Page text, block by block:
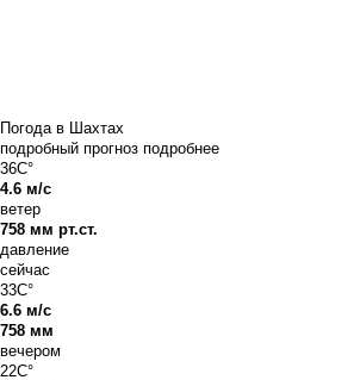
Погода в Шахтах
подробный прогноз подробнее
36C°
4.6 м/с
ветер
758 мм рт.ст.
давление
сейчас
33C°
6.6 м/с
758 мм
вечером
22C°